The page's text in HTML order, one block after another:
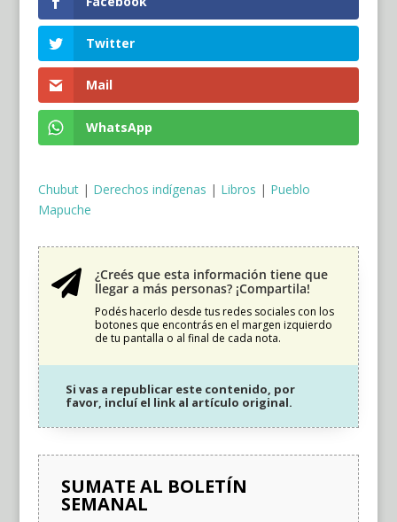
Twitter
Mail
WhatsApp
Chubut| Derechos indígenas | Libros | Pueblo
Mapuche

¿Creés que esta información tiene que
llegar a más personas? ¡Compartila!
Podés hacerlo desde tus redes sociales con los
botones que encontrás en el margen izquierdo
de tu pantalla o al final de cada nota.
Si vas a republicar este contenido, por
favor, incluí el link al artículo original.
SUMATE AL BOLETÍN
SEMANAL